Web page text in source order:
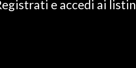
e accedi ai